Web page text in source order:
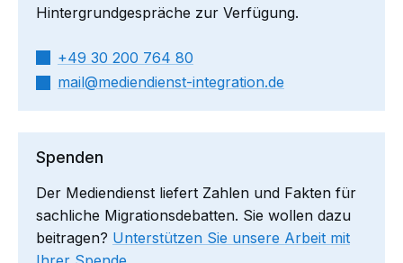
Hintergrundgespräche zur Verfügung.
+49 30 200 764 80
mail​
mediendienst-integration.de
Spenden
Der Mediendienst liefert Zahlen und Fakten für
sachliche Migrationsdebatten. Sie wollen dazu
beitragen? Unterstützen Sie unsere Arbeit mit